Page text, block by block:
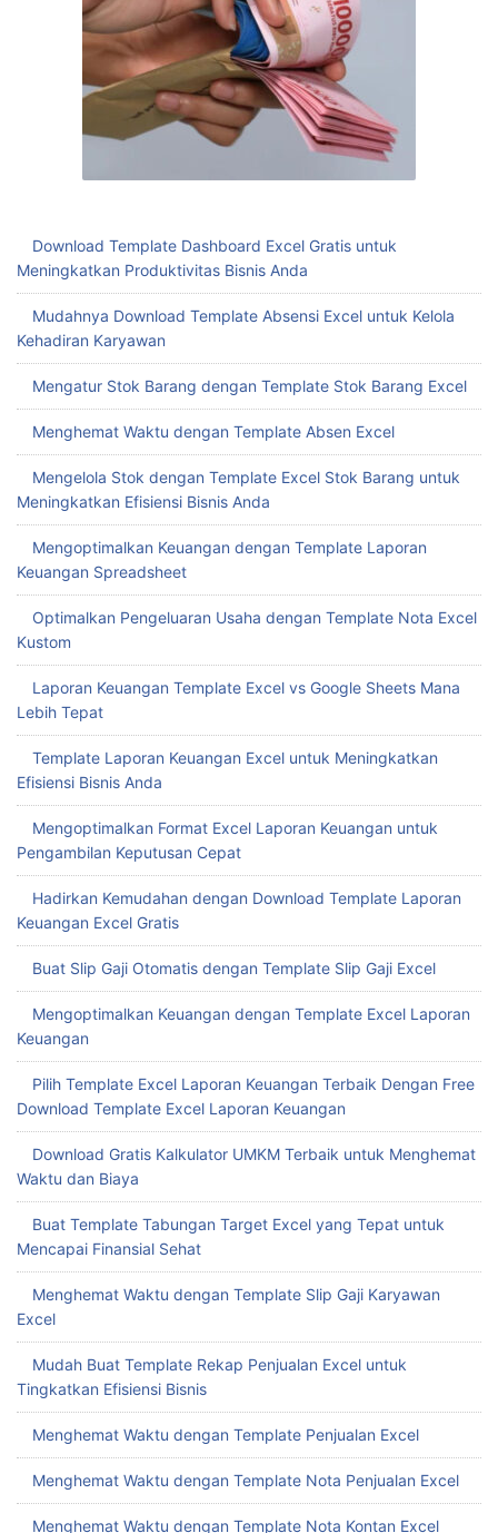
Download Template Dashboard Excel Gratis untuk
Meningkatkan Produktivitas Bisnis Anda
Mudahnya Download Template Absensi Excel untuk Kelola
Kehadiran Karyawan
Mengatur Stok Barang dengan Template Stok Barang Excel
Menghemat Waktu dengan Template Absen Excel
Mengelola Stok dengan Template Excel Stok Barang untuk
Meningkatkan Efisiensi Bisnis Anda
Mengoptimalkan Keuangan dengan Template Laporan
Keuangan Spreadsheet
Optimalkan Pengeluaran Usaha dengan Template Nota Excel
Kustom
Laporan Keuangan Template Excel vs Google Sheets Mana
Lebih Tepat
Template Laporan Keuangan Excel untuk Meningkatkan
Efisiensi Bisnis Anda
Mengoptimalkan Format Excel Laporan Keuangan untuk
Pengambilan Keputusan Cepat
Hadirkan Kemudahan dengan Download Template Laporan
Keuangan Excel Gratis
Buat Slip Gaji Otomatis dengan Template Slip Gaji Excel
Mengoptimalkan Keuangan dengan Template Excel Laporan
Keuangan
Pilih Template Excel Laporan Keuangan Terbaik Dengan Free
Download Template Excel Laporan Keuangan
Download Gratis Kalkulator UMKM Terbaik untuk Menghemat
Waktu dan Biaya
Buat Template Tabungan Target Excel yang Tepat untuk
Mencapai Finansial Sehat
Menghemat Waktu dengan Template Slip Gaji Karyawan
Excel
Mudah Buat Template Rekap Penjualan Excel untuk
Tingkatkan Efisiensi Bisnis
Menghemat Waktu dengan Template Penjualan Excel
Menghemat Waktu dengan Template Nota Penjualan Excel
Menghemat Waktu dengan Template Nota Kontan Excel